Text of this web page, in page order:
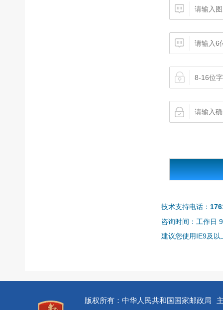
技术支持电话：
咨询时间：工作日
建议您使用IE9及
版权所有：中华人民共和国国家邮政局